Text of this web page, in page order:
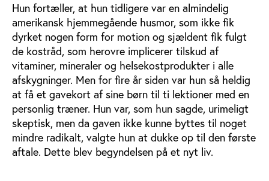
Hun fortæller, at hun tidligere var en almindelig
amerikansk hjemmegående husmor, som ikke fik
dyrket nogen form for motion og sjældent fik fulgt
de kostråd, som herovre implicerer tilskud af
vitaminer, mineraler og helsekostprodukter i alle
afskygninger. Men for fire år siden var hun så heldig
at få et gavekort af sine børn til ti lektioner med en
personlig træner. Hun var, som hun sagde, urimeligt
skeptisk, men da gaven ikke kunne byttes til noget
mindre radikalt, valgte hun at dukke op til den første
aftale. Dette blev begyndelsen på et nyt liv.